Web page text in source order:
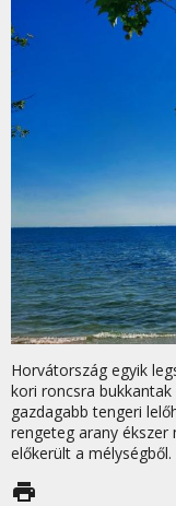
Horvátország egyik
kori roncsra
gazdagabb tengeri
rengeteg arany
előkerült a mélységből.
print